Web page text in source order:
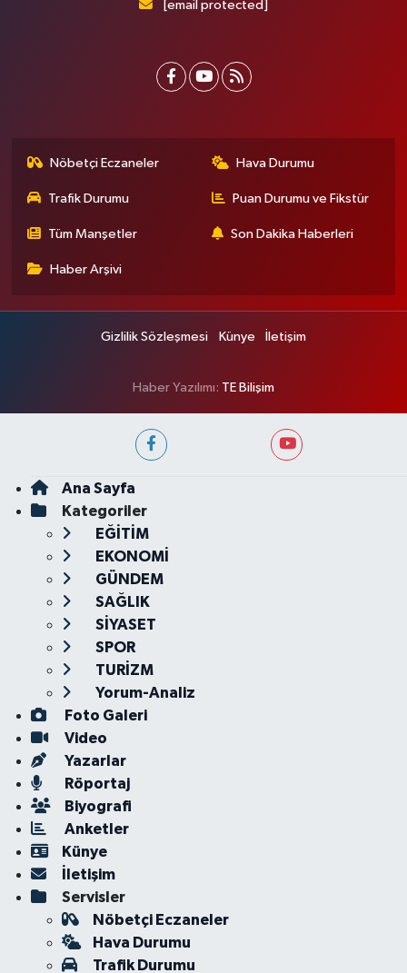
[email protected]
Nöbetçi Eczaneler Hava Durumu
Trafik Durumu Puan Durumu ve Fikstür
Tüm Manşetler Son Dakika Haberleri
Haber Arşivi
Gizlilik Sözleşmesi Künye İletişim
Haber Yazılımı: TE Bilişim
Ana Sayfa
Kategoriler
EĞİTİM
EKONOMİ
GÜNDEM
SAĞLIK
SİYASET
SPOR
TURİZM
Yorum-Analiz
Foto Galeri
Video
Yazarlar
Röportaj
Biyografi
Anketler
Künye
İletişim
Servisler
Nöbetçi Eczaneler
Hava Durumu
Trafik Durumu